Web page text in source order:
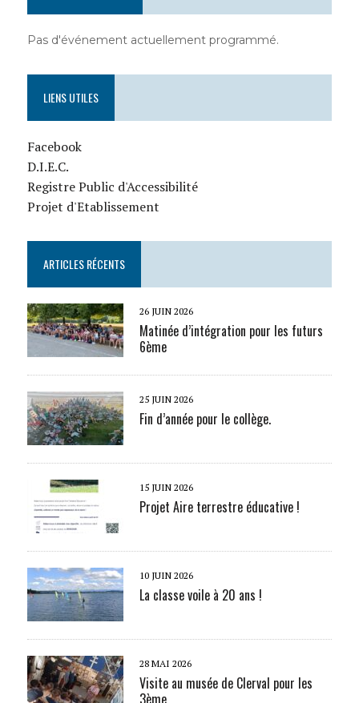
Pas d'événement actuellement programmé.
LIENS UTILES
Facebook
D.I.E.C.
Registre Public d'Accessibilité
Projet d'Etablissement
ARTICLES RÉCENTS
26 JUIN 2026
Matinée d’intégration pour les futurs
6ème
25 JUIN 2026
Fin d’année pour le collège.
15 JUIN 2026
Projet Aire terrestre éducative !
10 JUIN 2026
La classe voile à 20 ans !
28 MAI 2026
Visite au musée de Clerval pour les
3ème